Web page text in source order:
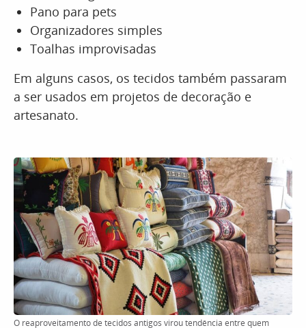
Pano para pets
Organizadores simples
Toalhas improvisadas
Em alguns casos, os tecidos também passaram
a ser usados em projetos de decoração e
artesanato.
O reaproveitamento de tecidos antigos virou tendência entre quem